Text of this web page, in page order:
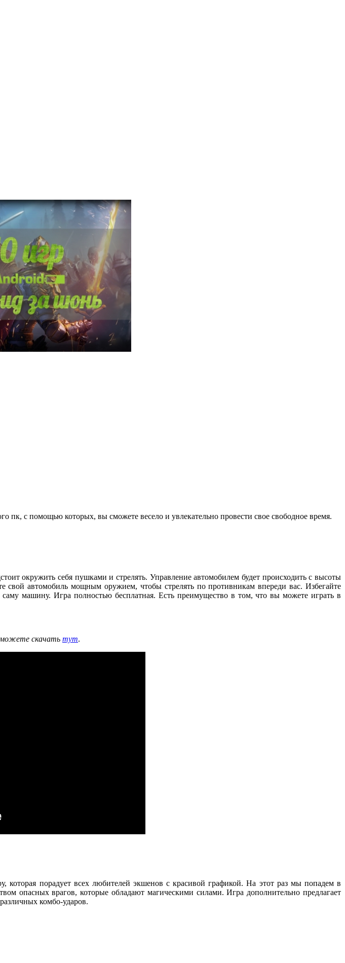
с помощью которых, вы сможете весело и увлекательно провести свое свободное время.
окружить себя пушками и стрелять. Управление автомобилем будет происходить с высоты
автомобиль мощным оружием, чтобы стрелять по противникам впереди вас. Избегайте
машину. Игра полностью бесплатная. Есть преимущество в том, что вы можете играть в
скачать тут.
порадует всех любителей экшенов с красивой графикой. На этот раз мы попадем в
опасных врагов, которые обладают магическими силами. Игра дополнительно предлагает
комбо-ударов.